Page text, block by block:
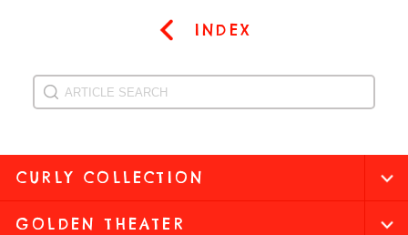
INDEX
CURLY COLLECTION
GOLDEN THEATER